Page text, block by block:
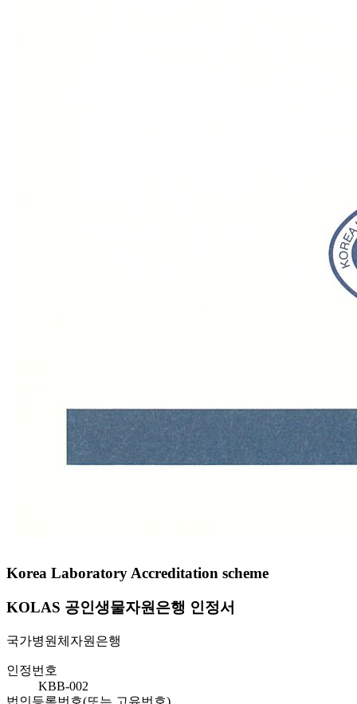
Korea Laboratory Accreditation scheme
KOLAS 공인생물자원은행 인정서
국가병원체자원은행
인정번호
KBB-002
법인등록번호(또는 고유번호)